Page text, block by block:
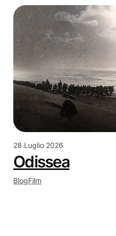
28 Luglio 2026
Odissea
BlogFilm